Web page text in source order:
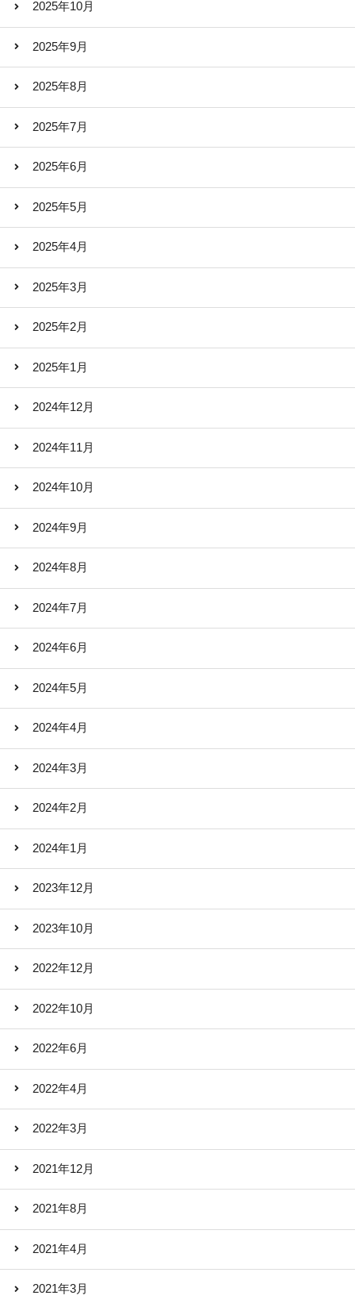
2025年10月
2025年9月
2025年8月
2025年7月
2025年6月
2025年5月
2025年4月
2025年3月
2025年2月
2025年1月
2024年12月
2024年11月
2024年10月
2024年9月
2024年8月
2024年7月
2024年6月
2024年5月
2024年4月
2024年3月
2024年2月
2024年1月
2023年12月
2023年10月
2022年12月
2022年10月
2022年6月
2022年4月
2022年3月
2021年12月
2021年8月
2021年4月
2021年3月